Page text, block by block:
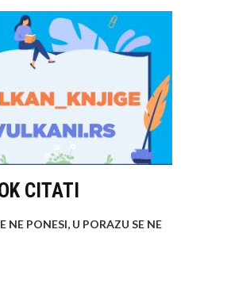
CITATI
NE PONESI, U PORAZU SE NE